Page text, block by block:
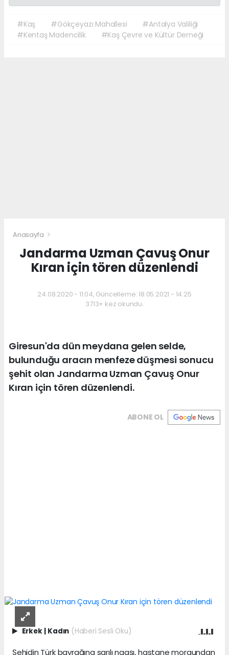
#Kaş #Gökçeyazı Mahallesi
#Antalya Valiliği
#Kentaş Madencilik
#Kaş Çevre ve Kültür Derneği
Anasayfa
Jandarma Uzman Çavuş Onur
Kıran için tören düzenlendi
24.08.2020 - 11:04, Güncelleme: 18.05.2021 - 14:25
3713+ kez okundu.
Giresun'da dün meydana gelen selde,
bulunduğu aracın menfeze düşmesi sonucu
şehit olan Jandarma Uzman Çavuş Onur
Kıran için tören düzenlendi.
ABONE OL
Erkek | Kadın (Haberi Sesli Oku)
Şehidin Türk bayrağına sarılı naaşı, hastane morgundan